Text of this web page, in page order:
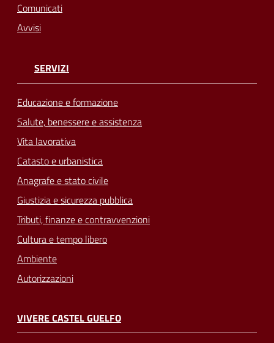
Comunicati
Avvisi
SERVIZI
Educazione e formazione
Salute, benessere e assistenza
Vita lavorativa
Catasto e urbanistica
Anagrafe e stato civile
Giustizia e sicurezza pubblica
Tributi, finanze e contravvenzioni
Cultura e tempo libero
Ambiente
Autorizzazioni
VIVERE CASTEL GUELFO